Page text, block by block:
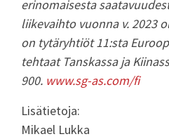
erinomaisesta
liikevaihto vuonna v. 2023
on tytäryhtiöt 11:sta
tehtaat Tanskassa ja
900. www.sg-as.com/fi
Lisätietoja:
Mikael Lukka